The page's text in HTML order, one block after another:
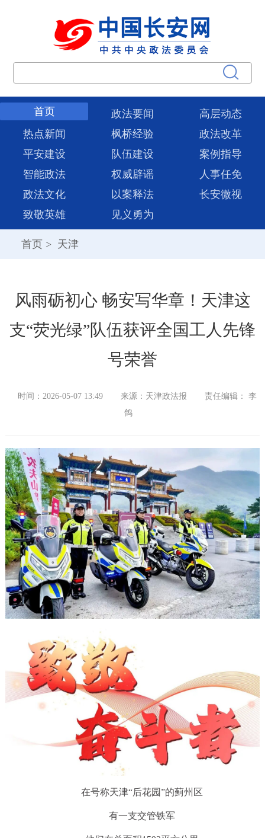
首页 政法要闻
高层动态
热点新闻
枫桥经验
政法改革
平安建设
队伍建设
案例指导
智能政法
权威辟谣
人事任免
政法文化
以案释法
长安微视
致敬英雄
见义勇为
首页 > 天津
风雨砺初心 畅安写华章！天津这
支“荧光绿”队伍获评全国工人先锋
号荣誉
时间：2026-05-07 13:49 来源：天津政法报
责任编辑： 李
鸽
在号称天津“后花园”的蓟州区
有一支交管铁军